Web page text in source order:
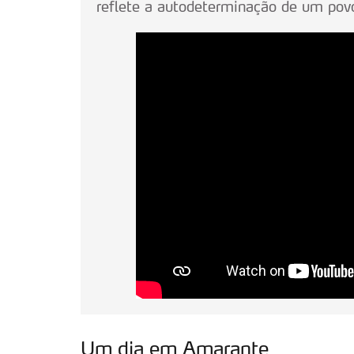
reflete a autodeterminação de um
Um dia em Amarante